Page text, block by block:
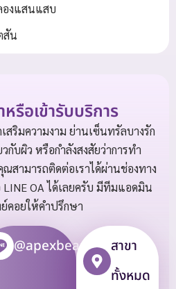
องแสนแสบ
สัน
รือเข้ารับบริการ
สริมความงาม ย่านเซ็นทรัลบางรัก
กับผิว หรือกำลังสงสัยว่าการทำ
สามารถติดต่อเราได้ผ่านช่องทาง
OA​ ได้เลยครับ มีทีมแอดมิน
คอยให้คำปรึกษา
@apexbeauty สาขา
ทั้งหมด